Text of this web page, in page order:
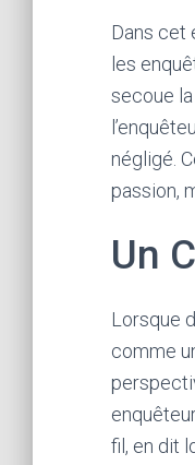
Dans cet
les
secoue
négligé.
passion,
Un
Lorsque
comme
fil, en dit